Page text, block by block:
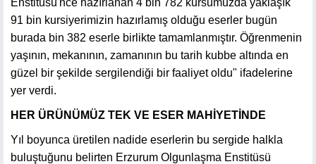
91 bin kursiyerimizin hazırlamış olduğu eserler bugün
burada bin 382 eserle birlikte tamamlanmıştır. Öğrenmenin
yaşının, mekanının, zamanının bu tarih kubbe altında en
güzel bir şekilde sergilendiği bir faaliyet oldu" ifadelerine
yer verdi.
HER ÜRÜNÜMÜZ TEK VE ESER MAHİYETİNDE
Yıl boyunca üretilen nadide eserlerin bu sergide halkla
buluştuğunu belirten Erzurum Olgunlaşma Enstitüsü